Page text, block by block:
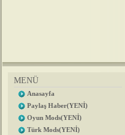
MENÜ
Anasayfa
Paylaş Haber(YENİ)
Oyun Mods(YENİ)
Türk Mods(YENİ)